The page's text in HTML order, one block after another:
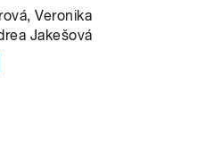
Veronika
Jakešová